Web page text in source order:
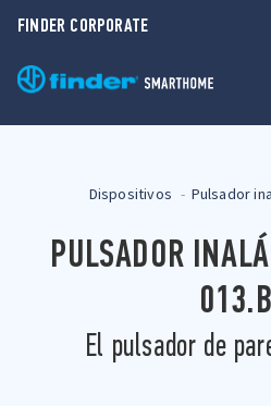
FINDER CORPORATE
Dispositivos Pulsador
PULSADOR
El pulsador de